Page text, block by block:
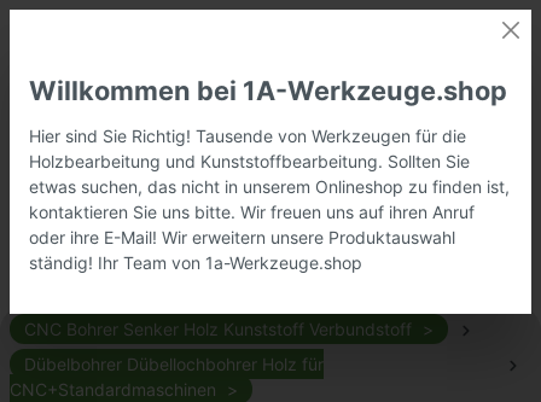
CNC Bohrer Senker Holz Kunststoff Verbundstoff
Dübelbohrer Dübellochbohrer Holz für
CNC+Standardmaschinen
Willkommen bei 1A-Werkzeuge.shop
Hier sind Sie Richtig! Tausende von Werkzeugen für die
Holzbearbeitung und Kunststoffbearbeitung. Sollten Sie
etwas suchen, das nicht in unserem Onlineshop zu finden ist,
kontaktieren Sie uns bitte. Wir freuen uns auf ihren Anruf
oder ihre E-Mail! Wir erweitern unsere Produktauswahl
ständig! Ihr Team von 1a-Werkzeuge.shop